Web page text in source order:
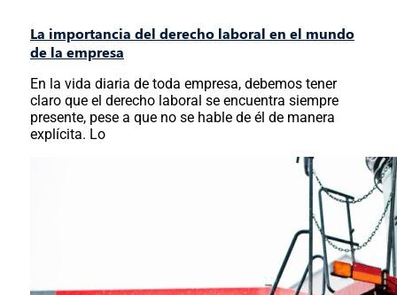
La importancia del derecho laboral en el mundo
de la empresa
En la vida diaria de toda empresa, debemos tener
claro que el derecho laboral se encuentra siempre
presente, pese a que no se hable de él de manera
explícita. Lo